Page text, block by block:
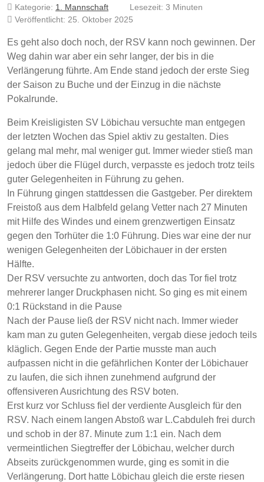
Kategorie: 1. Mannschaft
Lesezeit: 3 Minuten
Veröffentlicht: 25. Oktober 2025
Es geht also doch noch, der RSV kann noch gewinnen. Der
Weg dahin war aber ein sehr langer, der bis in die
Verlängerung führte. Am Ende stand jedoch der erste Sieg
der Saison zu Buche und der Einzug in die nächste
Pokalrunde.
Beim Kreisligisten SV Löbichau versuchte man entgegen
der letzten Wochen das Spiel aktiv zu gestalten. Dies
gelang mal mehr, mal weniger gut. Immer wieder stieß man
jedoch über die Flügel durch, verpasste es jedoch trotz teils
guter Gelegenheiten in Führung zu gehen.
In Führung gingen stattdessen die Gastgeber. Per direktem
Freistoß aus dem Halbfeld gelang Vetter nach 27 Minuten
mit Hilfe des Windes und einem grenzwertigen Einsatz
gegen den Torhüter die 1:0 Führung. Dies war eine der nur
wenigen Gelegenheiten der Löbichauer in der ersten
Hälfte.
Der RSV versuchte zu antworten, doch das Tor fiel trotz
mehrerer langer Druckphasen nicht. So ging es mit einem
0:1 Rückstand in die Pause
Nach der Pause ließ der RSV nicht nach. Immer wieder
kam man zu guten Gelegenheiten, vergab diese jedoch teils
kläglich. Gegen Ende der Partie musste man auch
aufpassen nicht in die gefährlichen Konter der Löbichauer
zu laufen, die sich ihnen zunehmend aufgrund der
offensiveren Ausrichtung des RSV boten.
Erst kurz vor Schluss fiel der verdiente Ausgleich für den
RSV. Nach einem langen Abstoß war L.Cabduleh frei durch
und schob in der 87. Minute zum 1:1 ein. Nach dem
vermeintlichen Siegtreffer der Löbichau, welcher durch
Abseits zurückgenommen wurde, ging es somit in die
Verlängerung. Dort hatte Löbichau gleich die erste riesen